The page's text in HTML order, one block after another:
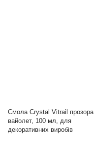
Смола Crystal Vitrail прозора
вайолет, 100 мл, для
декоративних виробів